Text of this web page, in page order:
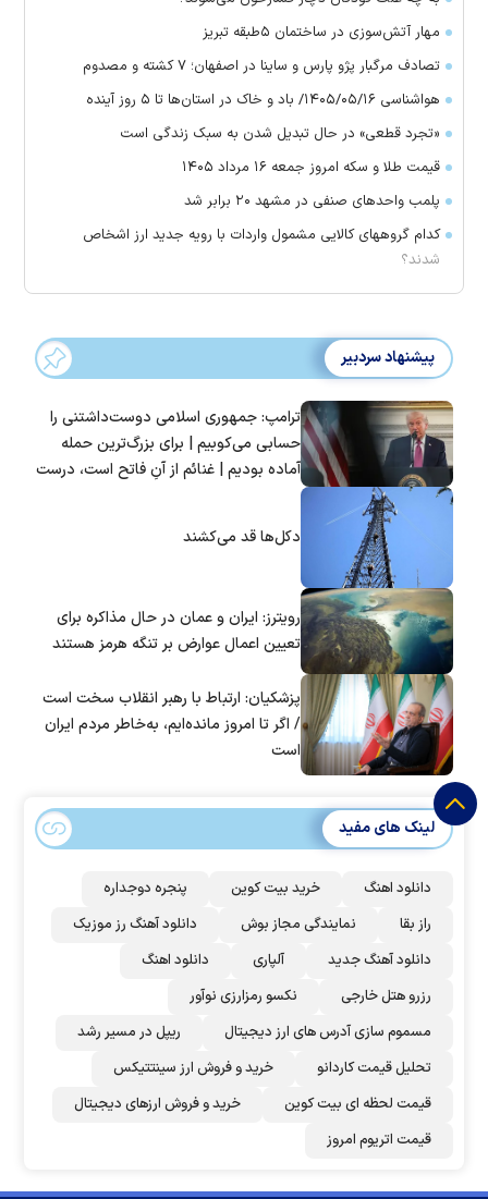
مهار آتش‌سوزی در ساختمان ۵‌طبقه تبریز
تصادف مرگبار پژو پارس و ساینا در اصفهان؛ ۷ کشته و مصدوم
هواشناسی ۱۴۰۵/۰۵/۱۶/ باد و خاک در استان‌ها تا ۵ روز آینده
«تجرد قطعی» در حال تبدیل شدن به سبک زندگی است
قیمت طلا و سکه امروز جمعه ۱۶ مرداد ۱۴۰۵
پلمب واحدهای صنفی در مشهد ۲۰ برابر شد
کدام گروههای کالایی مشمول واردات با رویه جدید ارز اشخاص
شدند؟
پیشنهاد سردبیر
ترامپ: جمهوری اسلامی دوست‌داشتنی را
حسابی می‌کوبیم | برای بزرگ‌ترین حمله
آماده بودیم | غنائم از آنِ فاتح است، درست
دکل‌ها قد می‌کشند
رویترز: ایران و عمان در حال مذاکره برای
تعیین اعمال عوارض بر تنگه هرمز هستند
پزشکیان: ارتباط با رهبر انقلاب سخت است
/ اگر تا امروز مانده‌ایم، به‌خاطر مردم ایران
است
لینک های مفید
دانلود اهنگ خرید بیت کوین
پنجره دوجداره
راز بقا
نمایندگی مجاز بوش
دانلود آهنگ رز‌ موزیک
دانلود آهنگ جدید
آلپاری
دانلود اهنگ
رزرو هتل خارجی
نکسو رمزارزی نوآور
مسموم سازی آدرس های ارز دیجیتال
ریپل در مسیر رشد
تحلیل قیمت کاردانو
خرید و فروش ارز سینتتیکس
قیمت لحظه ای بیت کوین
خرید و فروش ارزهای دیجیتال
قیمت اتریوم امروز